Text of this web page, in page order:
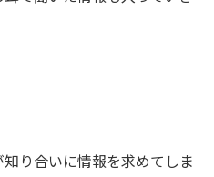
り合いに情報を求めてしま